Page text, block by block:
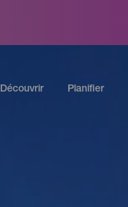
Découvrir Planifier